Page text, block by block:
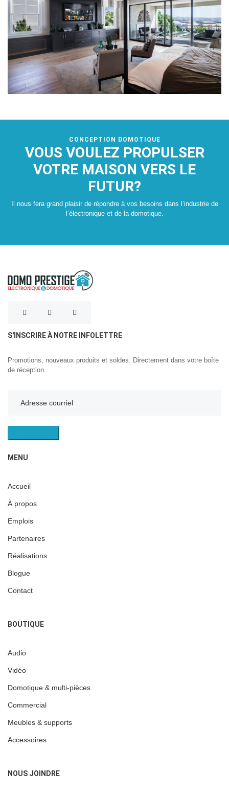
CONCEPTION DOMOTIQUE
VOUS VOULEZ PROPULSER
VOTRE MAISON VERS LE
FUTUR?
Il nous fera grand plaisir de répondre à vos besoins dans l’industrie de
l’électronique et de la domotique.
S'INSCRIRE À NOTRE INFOLETTRE
Promotions, nouveaux produits et soldes. Directement dans votre boîte
de réception.
MENU
Accueil
À propos
Emplois
Partenaires
Réalisations
Blogue
Contact
BOUTIQUE
Audio
Vidéo
Domotique & multi-pièces
Commercial
Meubles & supports
Accessoires
NOUS JOINDRE